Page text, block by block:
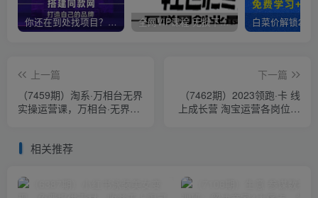
你还在到处找项目？还在当韭菜？我靠卖项目一个月收入5万+，曾经我也是个失败者。 全网VIP课程 无损下载~
上一篇
（7459期）淘系·万相台无界
实操运营课，万相台·无界实
下一篇
（7462期）2023领跑·卡 线
上成长营 淘宝运营各岗位培
相关推荐